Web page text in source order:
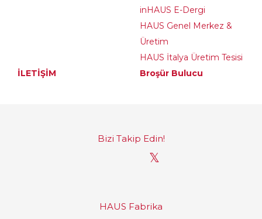
inHAUS E-Dergi
HAUS Genel Merkez &
Üretim
HAUS İtalya Üretim Tesisi
İLETİŞİM
Broşür Bulucu
Bizi Takip Edin!
𝕏
HAUS Fabrika